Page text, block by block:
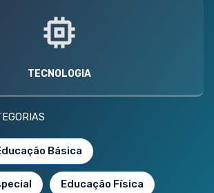
TECNOLOGIA
Básica
Educação Física